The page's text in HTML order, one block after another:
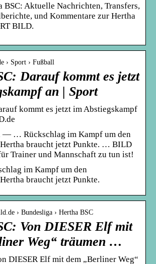
BSC: Aktuelle Nachrichten, Transfers,
und Kommentare zur Hertha
BILD.
› Sport › Fußball
Darauf kommt es jetzt
an | Sport
kommt es jetzt im Abstiegskampf
— … Rückschlag im Kampf um den
braucht jetzt Punkte. … BILD
Trainer und Mannschaft zu tun ist!
im Kampf um den
braucht jetzt Punkte.
› Bundesliga › Hertha BSC
Von DIESER Elf mit
Weg“ träumen …
DIESER Elf mit dem „Berliner Weg“